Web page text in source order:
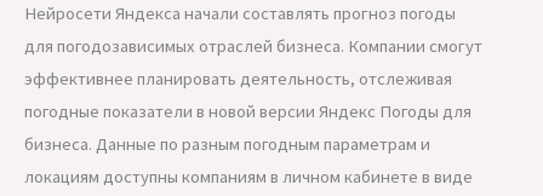
Нейросети Яндекса начали составлять прогноз погоды
для погодозависимых отраслей бизнеса. Компании смогут
эффективнее планировать деятельность, отслеживая
погодные показатели в новой версии Яндекс Погоды для
бизнеса. Данные по разным погодным параметрам и
локациям доступны компаниям в личном кабинете в виде